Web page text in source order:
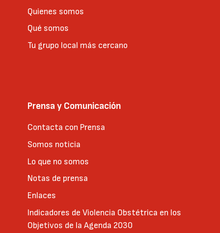
Quienes somos
Qué somos
Tu grupo local más cercano
Prensa y Comunicación
Contacta con Prensa
Somos noticia
Lo que no somos
Notas de prensa
Enlaces
Indicadores de Violencia Obstétrica en los
Objetivos de la Agenda 2030